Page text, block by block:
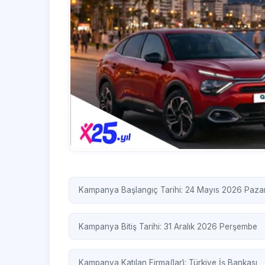
Kampanya Başlangıç Tarihi: 24 Mayıs 2026
Kampanya Bitiş Tarihi: 31 Aralık 2026 Perşembe
Kampanya Katılan Firma(lar): Türkiye İş Bankası